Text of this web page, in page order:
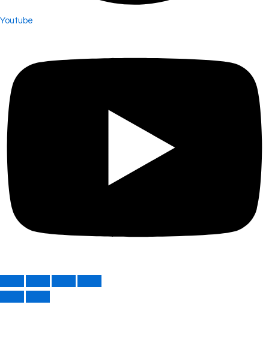
Youtube